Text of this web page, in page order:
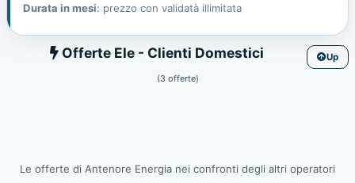
Durata in mesi: prezzo con validatà illimitata
Ele
Offerte Ele - Clienti Domestici
Up
(3 offerte)
Le offerte di Antenore Energia nei confronti degli altri operatori